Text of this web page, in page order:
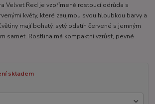
Velvet Red je vzpřímeně rostoucí odrůda s
květy, které zaujmou svou hloubkou barvy a
mají bohatý, sytý odstín červené s jemným
samet. Rostlina má kompaktní vzrůst, pevné
skladem